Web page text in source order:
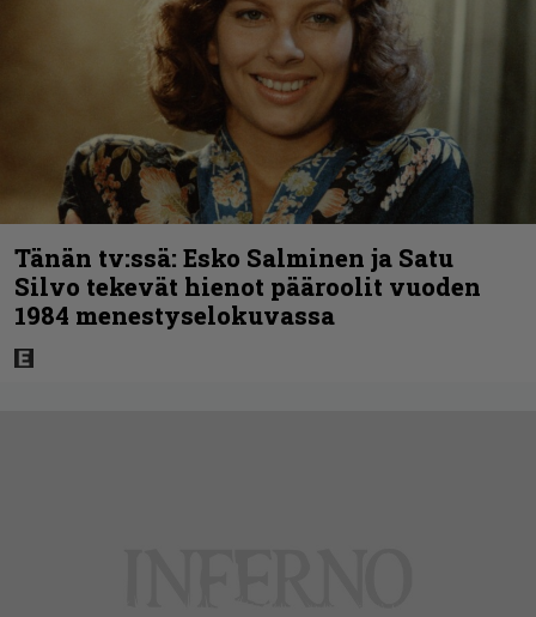
Tänän tv:ssä: Esko Salminen ja Satu
Silvo tekevät hienot pääroolit vuoden
1984 menestyselokuvassa